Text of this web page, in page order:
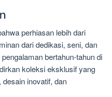
perhiasan lebih dari
dari dedikasi, seni, dan
bertahun-tahun di
koleksi eksklusif yang
inovatif, dan